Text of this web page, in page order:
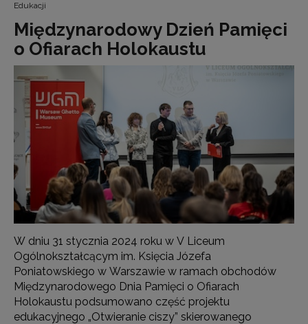
Edukacji
Międzynarodowy Dzień Pamięci
o Ofiarach Holokaustu
W dniu 31 stycznia 2024 roku w V Liceum
Ogólnokształcącym im. Księcia Józefa
Poniatowskiego w Warszawie w ramach obchodów
Międzynarodowego Dnia Pamięci o Ofiarach
Holokaustu podsumowano część projektu
edukacyjnego „Otwieranie ciszy” skierowanego